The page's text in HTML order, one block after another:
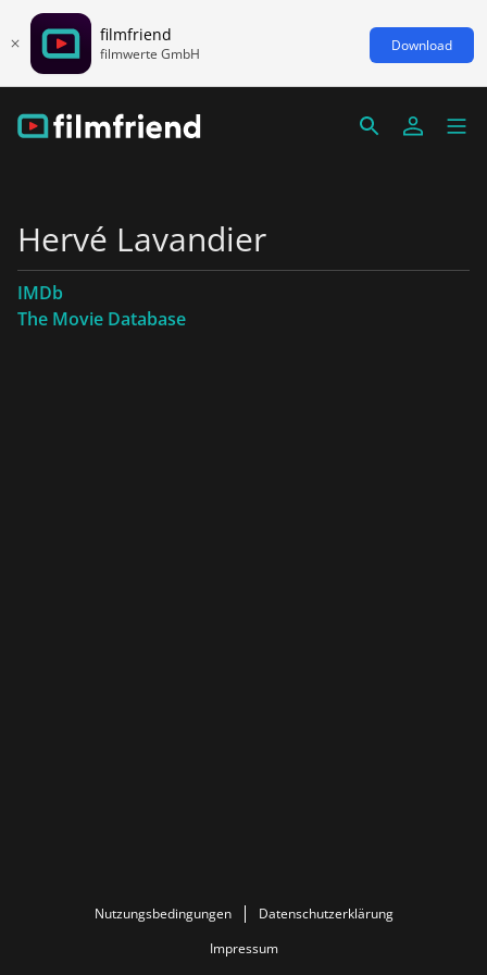
filmfriend
filmwerte GmbH Download
Hervé Lavandier
IMDb
The Movie Database
Nutzungsbedingungen
Datenschutzerklärung
Impressum